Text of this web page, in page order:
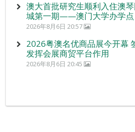
澳大首批研究生顺利入住澳琴
城第一期——澳门大学办学点
2026年8月6日 20:57
2026粤澳名优商品展今开幕
发挥会展商贸平台作用
2026年8月6日 20:45